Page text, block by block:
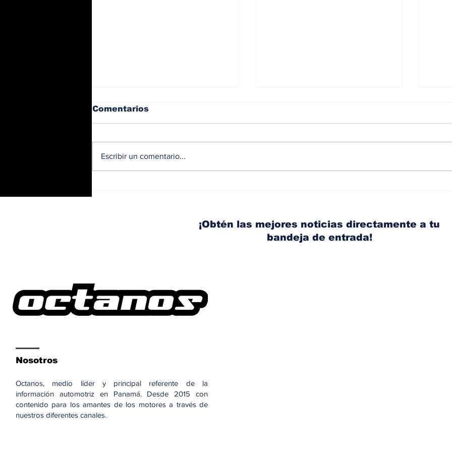
Comentarios
Escribir un comentario...
¡Obtén las mejores noticias directamente a tu
bandeja de entrada!
Nosotros
Octanos, medio líder y principal referente de la
información automotriz en Panamá. Desde 2015 con
contenido para los amantes de los motores a través de
nuestros diferentes canales.